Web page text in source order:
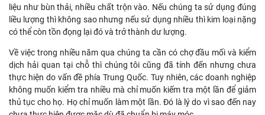
liệu như bùn thải, nhiều chất trộn vào. Nếu chúng ta sử dụng đúng
liều lượng thì không sao nhưng nếu sử dụng nhiều thì kim loại nặng
có thể còn tồn đọng lại đó và trở thành dư lượng.
Về việc trong nhiều năm qua chúng ta cần có chợ đầu mối và kiểm
dịch hải quan tại chỗ thì chúng tôi cũng đã tính đến nhưng chưa
thực hiện do vấn đề phía Trung Quốc. Tuy nhiên, các doanh nghiệp
không muốn kiểm tra nhiều mà chỉ muốn kiếm tra một lần để giảm
thủ tục cho họ. Họ chỉ muốn làm một lần. Đó là lý do vì sao đến nay